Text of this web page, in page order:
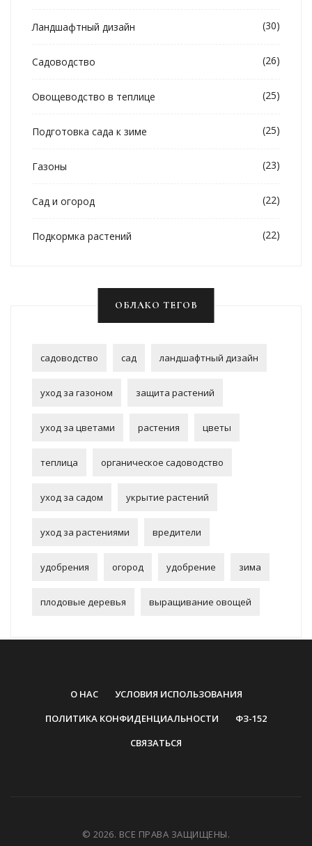
Ландшафтный дизайн (30)
Садоводство (26)
Овощеводство в теплице (25)
Подготовка сада к зиме (25)
Газоны (23)
Сад и огород (22)
Подкормка растений (22)
ОБЛАКО ТЕГОВ
садоводство сад ландшафтный дизайн
уход за газоном защита растений
уход за цветами растения цветы
теплица органическое садоводство
уход за садом укрытие растений
уход за растениями вредители
удобрения огород удобрение зима
плодовые деревья выращивание овощей
О НАС
УСЛОВИЯ ИСПОЛЬЗОВАНИЯ
ПОЛИТИКА КОНФИДЕНЦИАЛЬНОСТИ
ФЗ-152
СВЯЗАТЬСЯ
© 2026. ВСЕ ПРАВА ЗАЩИЩЕНЫ.